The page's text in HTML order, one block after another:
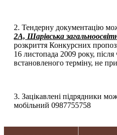
2. Тендерну документацію
2А, Шарівська
розкриття Конкурсних
16 листопада 2009 року,
встановленого терміну, не
3. Зацікавлені підрядники
мобільний 0987755758